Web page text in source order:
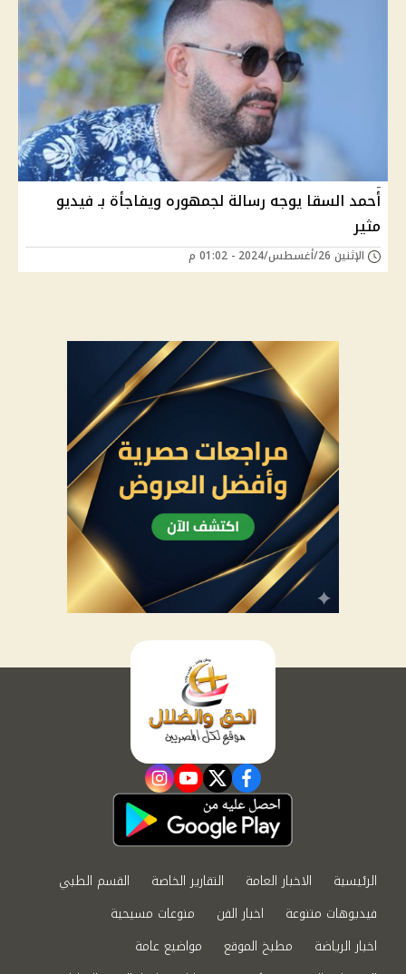
أحمد السقا يوجه رسالة لجمهوره ويفاجأة بـ فيديو
مثير
الإثنين 26/أغسطس/2024 - 01:02 م
facebook
twitter
youtube
instagram
الرئيسية الاخبار العامة التقارير الخاصة
القسم الطبي
فيديوهات متنوعة
اخبار الفن
منوعات مسيحية
اخبار الرياضة
مطبخ الموقع
مواضيع عامة